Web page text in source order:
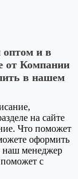
и в
от Компании
в нашем
на сайте
Что поможет
оформить
наш менеджер
с